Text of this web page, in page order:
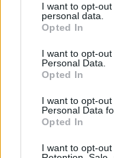
I want to opt-
personal data.
Opted In
I want to opt-
Personal Data.
Opted In
I want to opt-
Personal Data
Opted In
I want to opt-out
VIDEÓ: MARVEL
Bridgerton
(premier: